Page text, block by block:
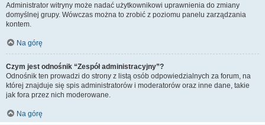
Administrator witryny może nadać użytkownikowi uprawnienia do zmiany
domyślnej grupy. Wówczas można to zrobić z poziomu panelu zarządzania
kontem.
Na górę
Czym jest odnośnik “Zespół administracyjny”?
Odnośnik ten prowadzi do strony z listą osób odpowiedzialnych za forum, na
której znajduje się spis administratorów i moderatorów oraz inne dane, takie
jak fora przez nich moderowane.
Na górę